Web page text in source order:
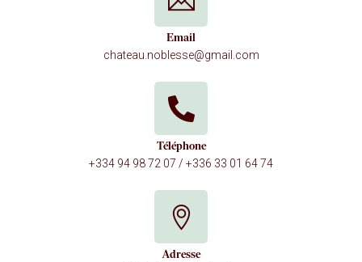
Email
chateau.noblesse@gmail.com
Téléphone
+334 94 98 72 07 / +336 33 01 64 74
Adresse